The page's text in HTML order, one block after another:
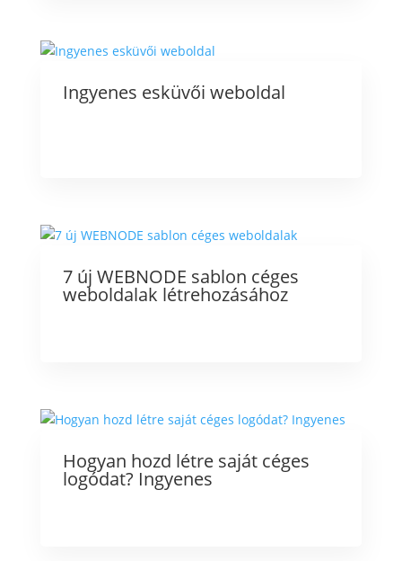
Ingyenes esküvői weboldal
7 új WEBNODE sablon céges
weboldalak létrehozásához
Hogyan hozd létre saját céges
logódat? Ingyenes